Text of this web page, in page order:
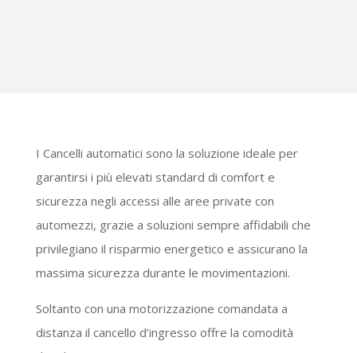
I Cancelli automatici sono la soluzione ideale per
garantirsi i più elevati standard di comfort e
sicurezza negli accessi alle aree private con
automezzi, grazie a soluzioni sempre affidabili che
privilegiano il risparmio energetico e assicurano la
massima sicurezza durante le movimentazioni.
Soltanto con una motorizzazione comandata a
distanza il cancello d’ingresso offre la comodità